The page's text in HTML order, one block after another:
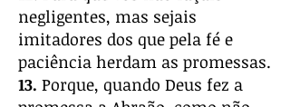
negligentes, mas sejais
imitadores dos que pela fé e
paciência herdam as promessas.
13. Porque, quando Deus fez a